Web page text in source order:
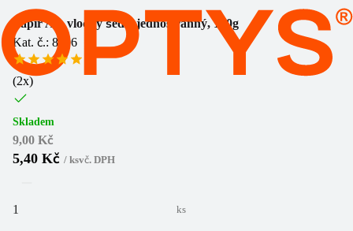
Papír A4, vločky šedé, jednostranný, 170g
Kat. č.: 8806
(2x)
Skladem
9,00 Kč
5,40 Kč / ksvč. DPH
ks